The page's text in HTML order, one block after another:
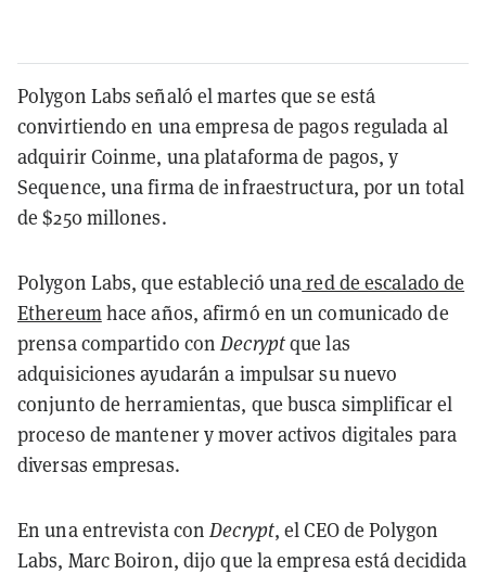
Polygon Labs señaló el martes que se está
convirtiendo en una empresa de pagos regulada al
adquirir Coinme, una plataforma de pagos, y
Sequence, una firma de infraestructura, por un total
de $250 millones.
Polygon Labs, que estableció unared de escalado de
Ethereumhace años, afirmó en un comunicado de
prensa compartido conDecryptque las
adquisiciones ayudarán a impulsar su nuevo
conjunto de herramientas, que busca simplificar el
proceso de mantener y mover activos digitales para
diversas empresas.
En una entrevista conDecrypt, el CEO de Polygon
Labs, Marc Boiron, dijo que la empresa está decidida